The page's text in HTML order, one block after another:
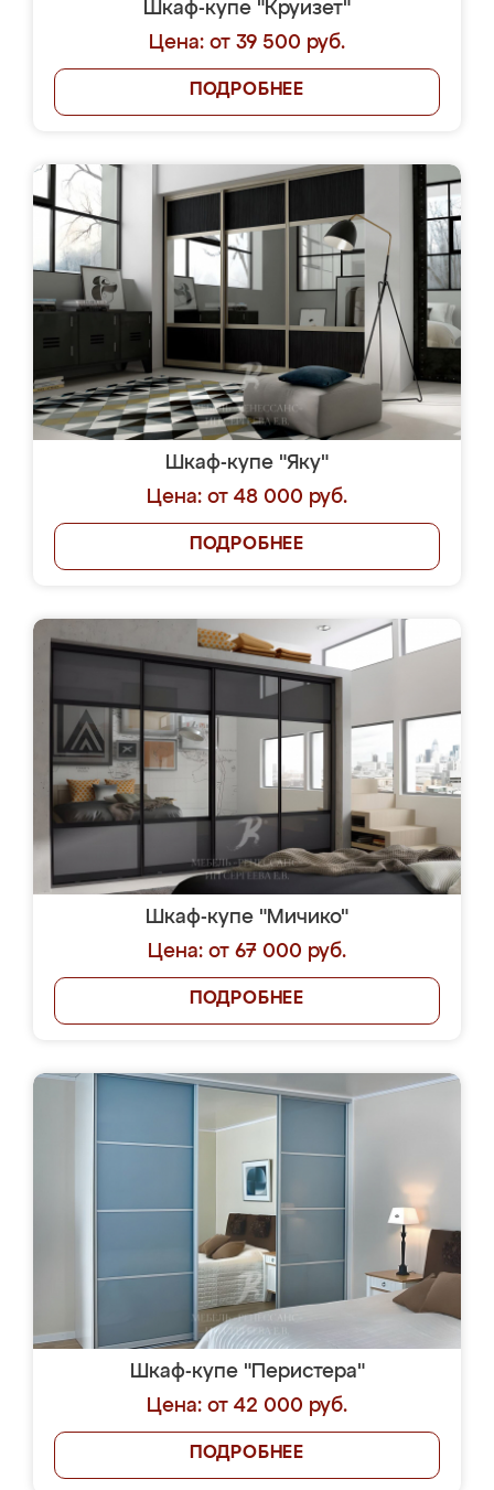
Шкаф-купе "Круизет"
Цена: от 39 500 руб.
ПОДРОБНЕЕ
Шкаф-купе "Яку"
Цена: от 48 000 руб.
ПОДРОБНЕЕ
Шкаф-купе "Мичико"
Цена: от 67 000 руб.
ПОДРОБНЕЕ
Шкаф-купе "Перистера"
Цена: от 42 000 руб.
ПОДРОБНЕЕ